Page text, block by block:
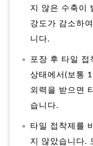
지 않은 수축이
강도가 감소하
니다.
포장 후 타일 접
상태에서(보통
외력을 받으면
습니다.
타일 접착제를
지 않았습니다.